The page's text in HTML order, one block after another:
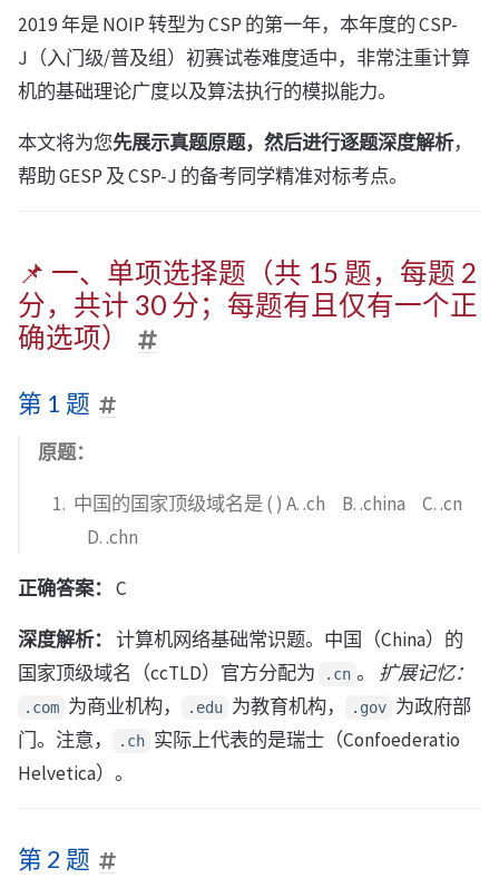
2019 年是 NOIP 转型为 CSP 的第一年，本年度的 CSP-
J（入门级/普及组）初赛试卷难度适中，非常注重计算
机的基础理论广度以及算法执行的模拟能力。
本文将为您先展示真题原题，然后进行逐题深度解析，
帮助 GESP 及 CSP-J 的备考同学精准对标考点。
📌 一、单项选择题（共 15 题，每题 2
分，共计 30 分；每题有且仅有一个正
确选项）
第 1 题
原题：
中国的国家顶级域名是 ( ) A. .ch B. .china C. .cn
D. .chn
正确答案： C
深度解析： 计算机网络基础常识题。中国（China）的
国家顶级域名（ccTLD）官方分配为
.cn 。 扩展记忆：
.com 为商业机构， .edu 为教育机构， .gov 为政府部
门。注意，
.ch 实际上代表的是瑞士（Confoederatio
Helvetica）。
第 2 题